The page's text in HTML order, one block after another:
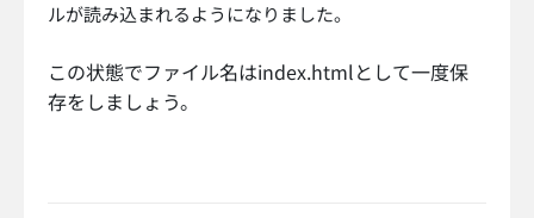
ルが読み込まれるようになりました。
この状態でファイル名はindex.htmlとして一度保
存をしましょう。